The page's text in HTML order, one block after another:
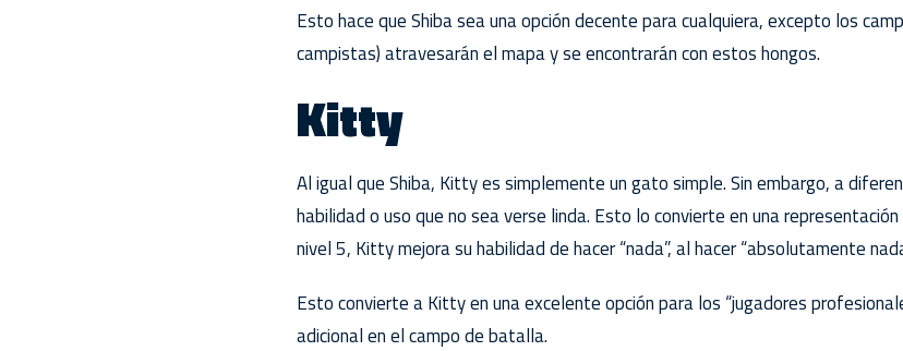
Esto hace que Shiba sea una opción decente para cualquiera, excepto los
campistas) atravesarán el mapa y se encontrarán con estos hongos.
Kitty
Al igual que Shiba, Kitty es simplemente un gato simple. Sin embargo, a
habilidad o uso que no sea verse linda. Esto lo convierte en una
nivel 5, Kitty mejora su habilidad de hacer “nada”, al hacer “absolutamente
Esto convierte a Kitty en una excelente opción para los “jugadores
adicional en el campo de batalla.